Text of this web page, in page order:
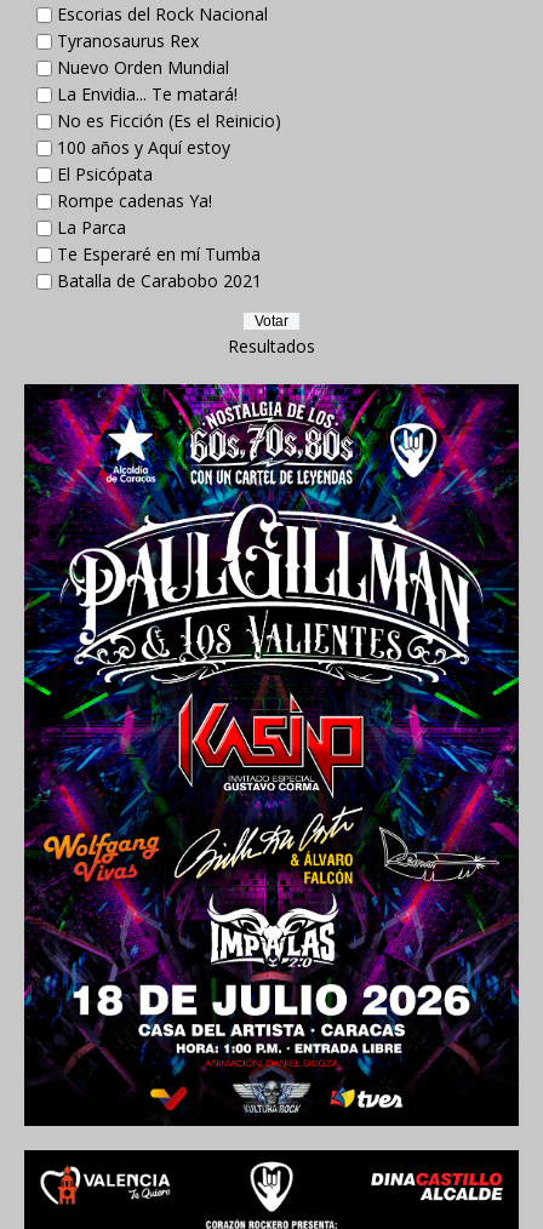
Escorias del Rock Nacional
Tyranosaurus Rex
Nuevo Orden Mundial
La Envidia... Te matará!
No es Ficción (Es el Reinicio)
100 años y Aquí estoy
El Psicópata
Rompe cadenas Ya!
La Parca
Te Esperaré en mí Tumba
Batalla de Carabobo 2021
Resultados